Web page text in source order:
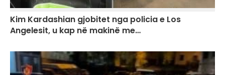
Kim Kardashian gjobitet nga policia e Los
Angelesit, u kap në makinë me…